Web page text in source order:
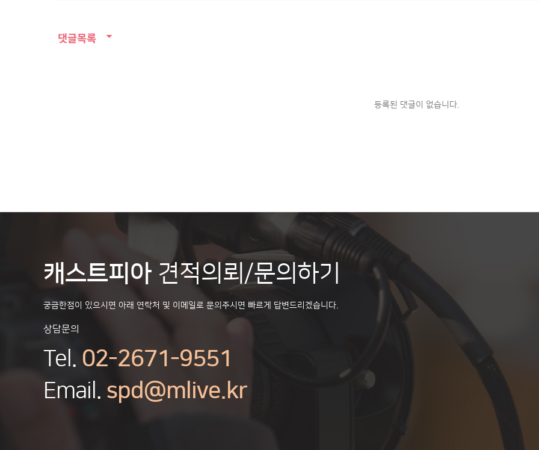
댓글목록
등록된 댓글이 없습니다.
캐스트피아 견적의뢰/문의하기
궁금한점이 있으시면 아래 연락처 및 이메일로 문의주시면 빠르게 답변드리겠습니다.
상담문의
Tel. 02-2671-9551
Email. spd@mlive.kr